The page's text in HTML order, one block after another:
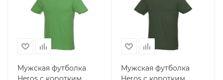
Мужская футболка
Мужская футболка